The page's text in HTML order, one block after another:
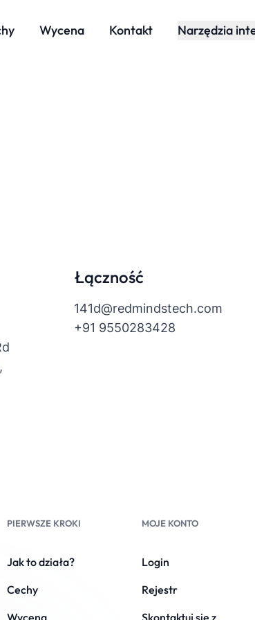
Wycena Kontakt Narzędzia
Łączność
141d@redmindstech.com
+91 9550283428
PIERWSZE KROKI
Jak to działa?
Cechy
Wycena
MOJE KONTO
Login
Rejestr
Skontaktuj się z